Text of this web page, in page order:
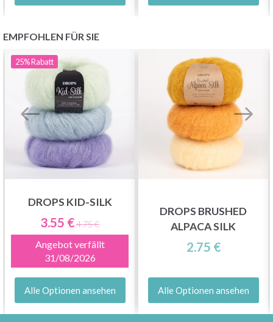
EMPFOHLEN FÜR SIE
25%Rabatt
DROPS KID-SILK
3.55 €4.75 €
Angebot verfällt
31/08/2026
Alle Optionen ansehen
DROPS BRUSHED
ALPACA SILK
2.75 €
Alle Optionen ansehen